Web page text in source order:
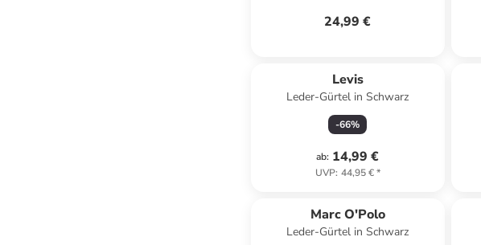
24,99 €
Levis
Leder-Gürtel in Schwarz
-66%
ab: 14,99 €
UVP: 44,95 €*
Marc O'Polo
Leder-Gürtel in Schwarz